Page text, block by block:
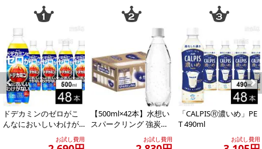
また、お届け日時のご指定は、お受けできません。宅配業者からの
不在票にてご対応ください。
※発送予定日は前後する場合がございます。また商品によって発送
日が異なります。
※dショッピングサンプル百貨店よりお届けする商品は、ご利用いた
だいた後のご感想をいただくことを目的としており、転売等は固く
禁じます。
転売等、目的以外での利用が確認された場合は、サービス利用を停
止させていただきます。
Previous
ドデカミンのゼロがこ
んなにおいしいわけが
お試し費用
【500ml×42本】水想い
スパークリング 強炭酸
水 500ml ラベルレスお試し費用
「CALPISⓇ濃いめ」PE
T 490ml
お試し費用
Next